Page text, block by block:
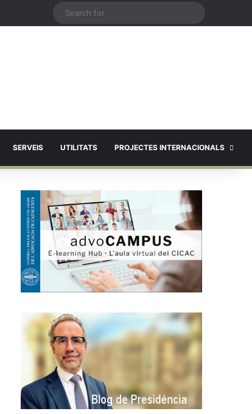
SERVEIS UTILITATS PROJECTES INTERNACIONALS